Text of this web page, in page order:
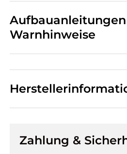
Warnhinweise
Zahlung &